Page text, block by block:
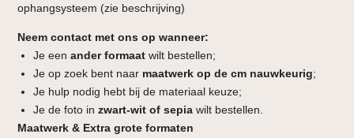
ophangsysteem (zie beschrijving)
Neem contact met ons op wanneer:
Je eenander formaat wilt bestellen;
Je op zoek bent naar maatwerk op de cm nauwkeurig;
Je hulp nodig hebt bij de materiaal keuze;
Je de foto inzwart-wit of sepia wilt bestellen.
Maatwerk & Extra grote formaten